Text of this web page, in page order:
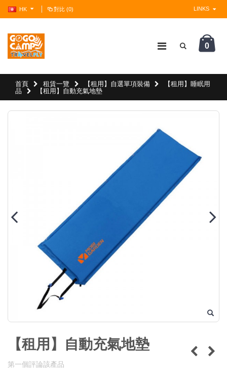
HK 對比 (0) LINKS
0
首頁 租賃一覽 【租用】自選單項裝備
【租用】睡眠用
品
【租用】自動充氣地墊
【租用】自動充氣地墊
第一個評論該產品